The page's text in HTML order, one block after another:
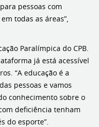
pessoas com
todas as áreas”,
Paralímpica do CPB.
já está acessível
“A educação é a
pessoas e vamos
conhecimento sobre o
deficiência tenham
do esporte”.